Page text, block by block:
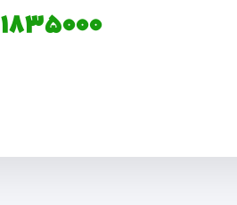
1835000